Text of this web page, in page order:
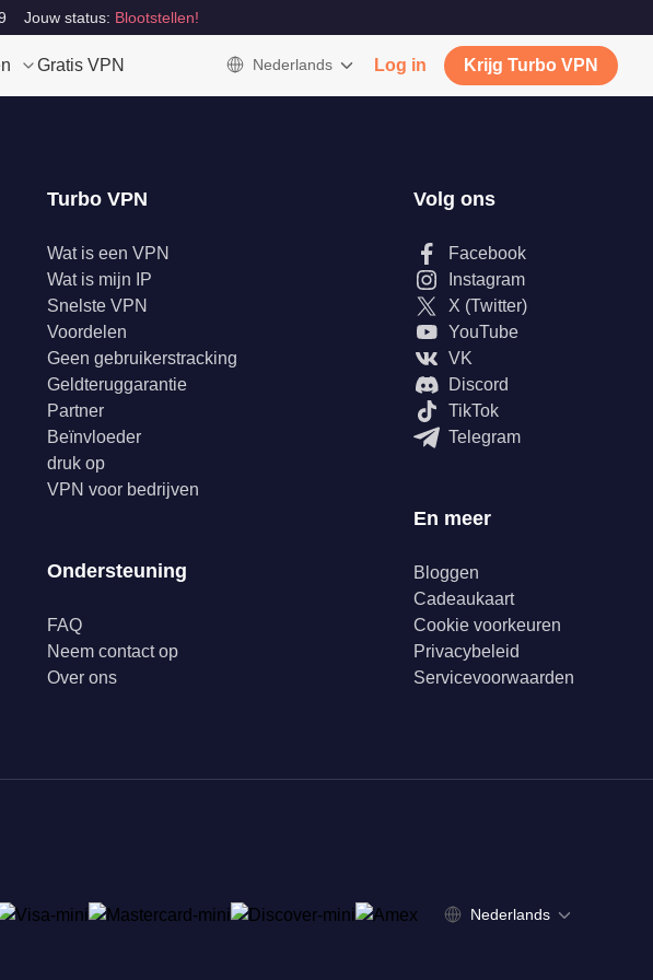
Jouw status: Blootstellen!
Gratis VPN Nederlands Log in Krijg Turbo VPN
Turbo VPN
Wat is een VPN
Wat is mijn IP
Snelste VPN
Voordelen
Geen gebruikerstracking
Geldteruggarantie
Partner
Beïnvloeder
druk op
VPN voor bedrijven
Ondersteuning
FAQ
Neem contact op
Over ons
Volg ons
Facebook
Instagram
X (Twitter)
YouTube
VK
Discord
TikTok
Telegram
En meer
Bloggen
Cadeaukaart
Cookie voorkeuren
Privacybeleid
Servicevoorwaarden
Nederlands